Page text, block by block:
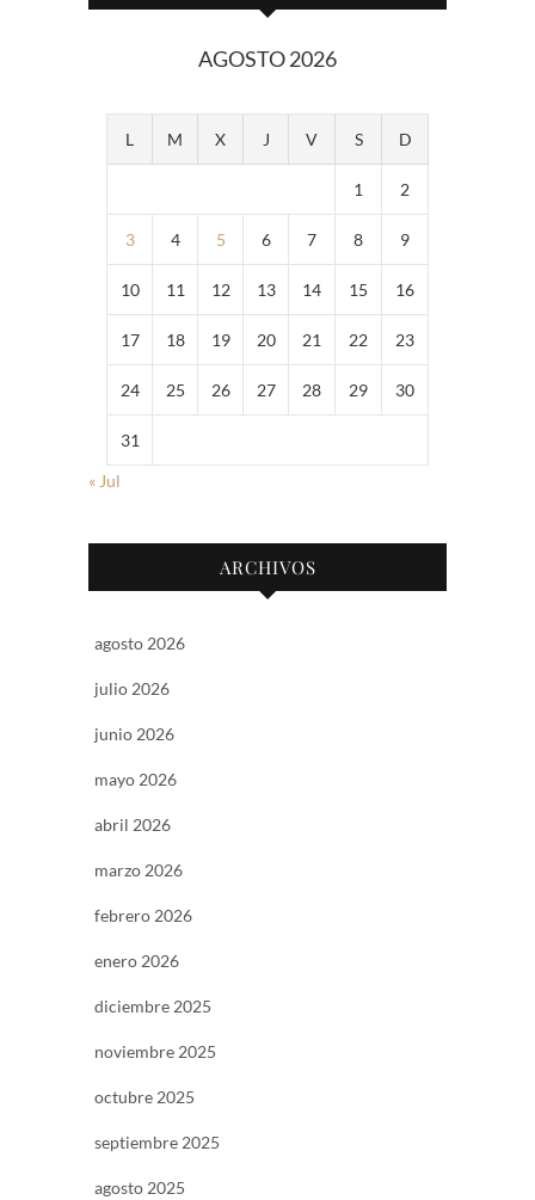
AGOSTO 2026
L M X J V S D
1 2
3 4 5 6 7 8 9
10 11 12 13 14 15 16
17 18 19 20 21 22 23
24 25 26 27 28 29 30
31
« Jul
ARCHIVOS
agosto 2026
julio 2026
junio 2026
mayo 2026
abril 2026
marzo 2026
febrero 2026
enero 2026
diciembre 2025
noviembre 2025
octubre 2025
septiembre 2025
agosto 2025